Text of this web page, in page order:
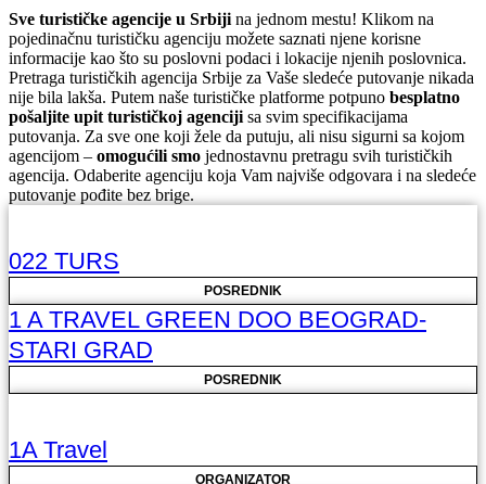
Sve turističke agencije u Srbiji na jednom mestu! Klikom na
pojedinačnu turističku agenciju možete saznati njene korisne
informacije kao što su poslovni podaci i lokacije njenih poslovnica.
Pretraga turističkih agencija Srbije za Vaše sledeće putovanje nikada
nije bila lakša. Putem naše turističke platforme potpuno besplatno
pošaljite upit turističkoj agenciji sa svim specifikacijama
putovanja. Za sve one koji žele da putuju, ali nisu sigurni sa kojom
agencijom – omogućili smo jednostavnu pretragu svih turističkih
agencija. Odaberite agenciju koja Vam najviše odgovara i na sledeće
putovanje pođite bez brige.
022 TURS
POSREDNIK
1 A TRAVEL GREEN DOO BEOGRAD-
STARI GRAD
POSREDNIK
1A Travel
ORGANIZATOR